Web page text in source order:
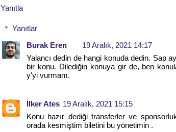
Yanıtla
Yanıtlar
Burak Eren
19 Aralık, 2021 14:17
Yalancı dedin de hangi konuda dedin. Sap
bir konu. Dilediğin konuya gir de, ben
y'yi vurmam.
İlker Ates 19 Aralık, 2021 15:15
Konu hazır dediği transferler ve
orada kesmiştim biletini bu yönetimin .